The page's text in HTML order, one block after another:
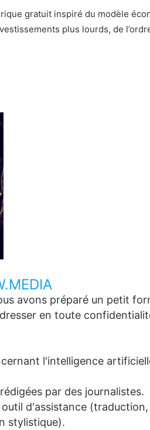
gratuit inspiré du modèle
plus lourds, de
avons préparé un petit
en toute
l'intelligence
par des journalistes.
d'assistance
stylistique).